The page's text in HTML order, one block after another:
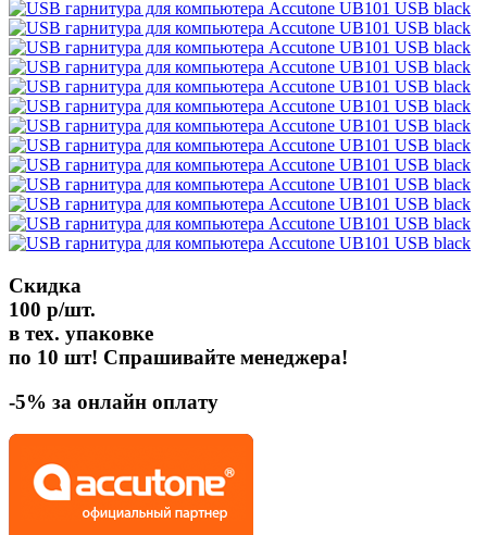
Скидка
100 р/шт.
в тех. упаковке
по 10 шт! Спрашивайте менеджера!
-5% за онлайн оплату